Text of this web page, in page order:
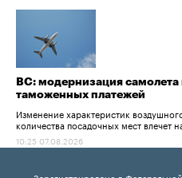
ВС: модернизация
таможенных платежей
Изменение характеристик
количества посадочных мест влечет
10:25 07.08.2026